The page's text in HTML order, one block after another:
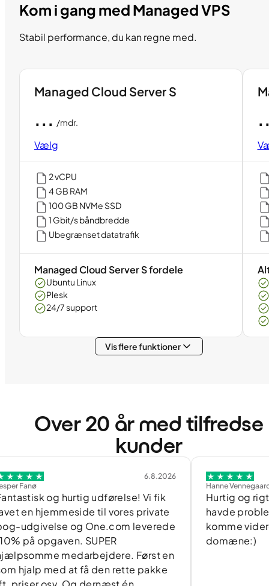
Kom i gang med Managed VPS
Stabil performance, du kan regne med.
Managed Cloud Server S
... /mdr.
Vælg
2 vCPU
4 GB RAM
100 GB NVMe SSD
1 Gbit/s båndbredde
Ubegrænset datatrafik
Managed Cloud Server S fordele
Ubuntu Linux
Plesk
24/7 support
Vis flere funktioner
Over 20 år med tilfredse
kunder
og hurtig udførelse! Vi fik
til vores private
og One.com leverede
SUPER
medarbejdere. Først en
med at få den rette pakke
Hanne Vennegaard
Hurtig og rigtig
havde problemer
komme videre med
domæne:)